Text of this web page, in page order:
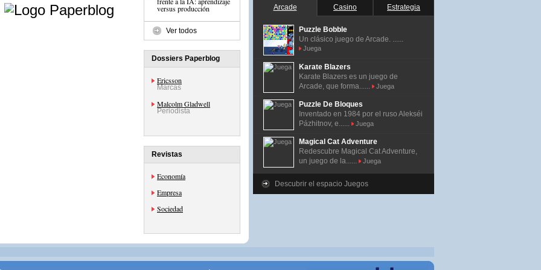
versus producción
Ver todos
Dossiers Paperblog
Ericsson
Marcas
Malcolm Gladwell
Periodista
Revistas
Economía
Empresa
Sociedad
Arcade Casino Estrategia
Puzzle Bobble
Un clásico juego de Arcade. ......
Juega
Karate Blazers
Karate Blazers es un juego de
Arcade, que forma......
Juega
Puzzle De Bloques
Inventado en 1984 por el ruso Alekséi
Pázhitnov, e......
Juega
Magical Cat Adventure
Redescubre Magical Cat Adventure,
un juego de la......
Juega
Descubrir el espacio Juegos